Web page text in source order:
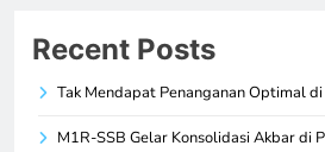
Recent Posts
Tak Mendapat Penanganan Optimal
M1R-SSB Gelar Konsolidasi Akbar di